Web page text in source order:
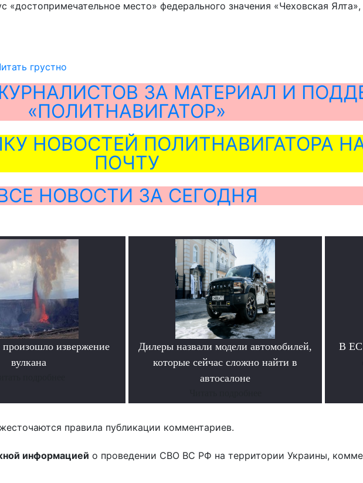
«достопримечательное место» федерального значения «Чеховская
грустно
ЗА МАТЕРИАЛ И
«ПОЛИТНАВИГАТОР»
НОВОСТЕЙ ПОЛИТНАВИГАТОРА
ПОЧТУ
НОВОСТИ ЗА СЕГОДНЯ
извержение
вулкана
Дилеры назвали модели автомобилей,
которые сейчас сложно найти в
автосалоне
В ЕС
правила публикации комментариев.
информацией о проведении СВО ВС РФ на территории Украины,